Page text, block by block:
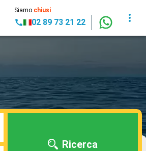
Siamo chiusi
02 89 73 21 22
Ricerca